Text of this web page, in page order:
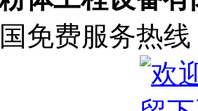
免费服务热线